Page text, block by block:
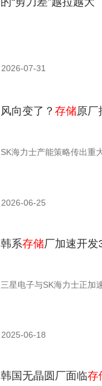
2026-07-31
风向变了？ 存储原厂
SK海力士产能策略传出重
2026-06-25
韩系存储厂加速开发
三星电子与SK海力士正加
2025-06-18
韩国无晶圆厂面临存